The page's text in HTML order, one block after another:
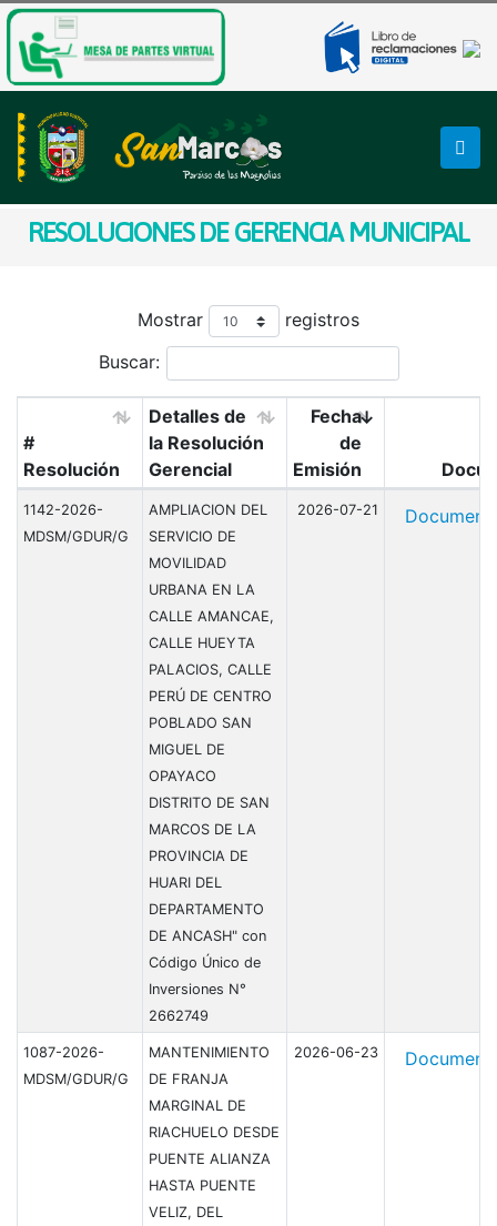
RESOLUCIONES DE GERENCIA MUNICIPAL
Mostrar
registros
Buscar:
#
Resolución
Detalles de
la Resolución
Gerencial
Fecha
de
Emisión
1142-2026-
MDSM/GDUR/G
AMPLIACION DEL
SERVICIO DE
MOVILIDAD
URBANA EN LA
CALLE AMANCAE,
CALLE HUEYTA
PALACIOS, CALLE
PERÚ DE CENTRO
POBLADO SAN
MIGUEL DE
OPAYACO
DISTRITO DE SAN
MARCOS DE LA
PROVINCIA DE
HUARI DEL
DEPARTAMENTO
DE ANCASH" con
Código Único de
Inversiones N°
2662749
2026-07-21
1087-2026-
MDSM/GDUR/G
MANTENIMIENTO
DE FRANJA
MARGINAL DE
RIACHUELO DESDE
PUENTE ALIANZA
HASTA PUENTE
VELIZ, DEL
2026-06-23